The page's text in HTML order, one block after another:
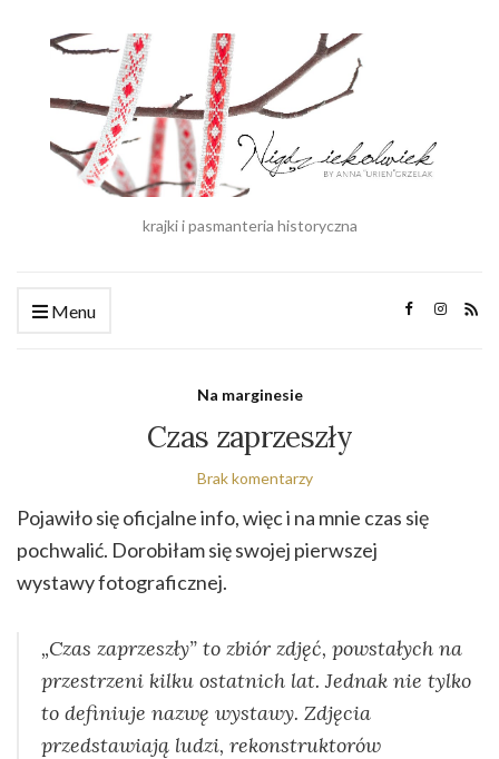
krajki i pasmanteria historyczna
Menu
Na marginesie
Czas zaprzeszły
Brak komentarzy
Pojawiło się oficjalne info, więc i na mnie czas się
pochwalić. Dorobiłam się swojej pierwszej
wystawy fotograficznej.
„Czas zaprzeszły” to zbiór zdjęć, powstałych na
przestrzeni kilku ostatnich lat. Jednak nie tylko
to definiuje nazwę wystawy. Zdjęcia
przedstawiają ludzi, rekonstruktorów